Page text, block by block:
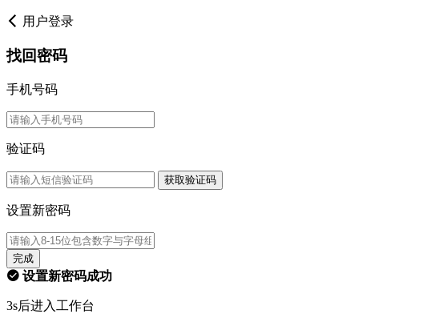
用户登录
找回密码
手机号码
验证码
获取验证码
设置新密码
完成
设置新密码成功
3s后进入工作台